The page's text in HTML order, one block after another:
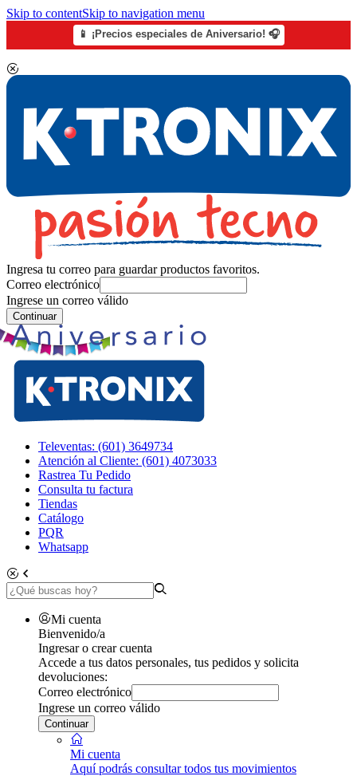
Skip to contentSkip to navigation menu
📱 ¡Precios especiales de Aniversario! 🎧
Ingresa tu correo para guardar productos favoritos.
Correo electrónico
Ingrese un correo válido
Continuar
Televentas: (601) 3649734
Atención al Cliente: (601) 4073033
Rastrea Tu Pedido
Consulta tu factura
Tiendas
Catálogo
PQR
Whatsapp
Mi cuenta
Bienvenido/a
Ingresar o crear cuenta
Accede a tus datos personales, tus pedidos y solicita
devoluciones:
Correo electrónico
Ingrese un correo válido
Continuar
Mi cuenta
Aquí podrás consultar todos tus movimientos